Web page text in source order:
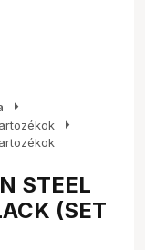
arrow_right
arrow_right
STEEL
(SET